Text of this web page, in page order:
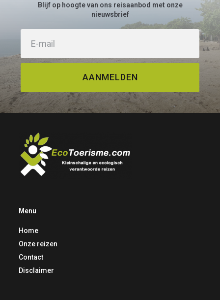
Blijf op hoogte van ons reisaanbod met onze
nieuwsbrief
AANMELDEN
Menu
Home
Onze reizen
Contact
Disclaimer